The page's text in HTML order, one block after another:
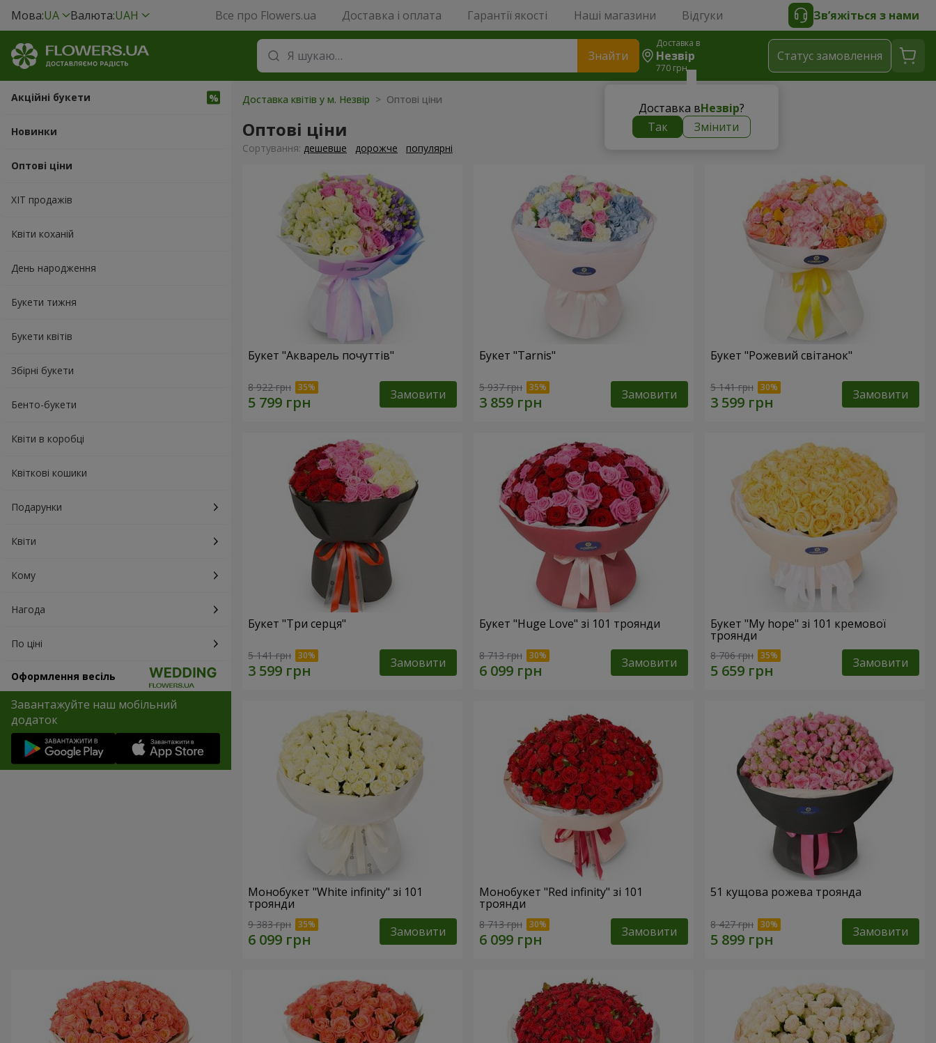
Мова:UA Валюта:UAH Все про Flowers.ua Доставка і оплата Гарантії якості Наші магазини Відгуки Зв’яжіться з нами
Знайти
Доставка в
Незвір
770 грн
Доставка вНезвір?
Так
Змінити
Статус замовлення
Акційні букети
Новинки
Оптові ціни
ХІТ продажів
Квіти коханій
День народження
Букети тижня
Букети квітів
Збірні букети
Бенто-букети
Квіти в коробці
Квіткові кошики
Подарунки
Квіти
Кому
Нагода
По ціні
Оформлення весіль
Завантажуйте наш мобільний
додаток
Доставка квітів у м. Незвір > Оптові ціни
Оптові ціни
Сортування: дешевше дорожче популярні
Букет "Акварель почуттів"
8 922 грн Замовити
Букет "Tarnis"
5 937 грн Замовити
Букет "Рожевий світанок"
5 141 грн Замовити
Букет "Три серця"
5 141 грн Замовити
Букет "Huge Love" зі 101 троянди
8 713 грн Замовити
Букет "My hope" зі 101 кремової
троянди
8 706 грн Замовити
Монобукет "White infinity" зі 101
троянди
9 383 грн Замовити
Монобукет "Red infinity" зі 101
троянди
8 713 грн Замовити
51 кущова рожева троянда
8 427 грн Замовити